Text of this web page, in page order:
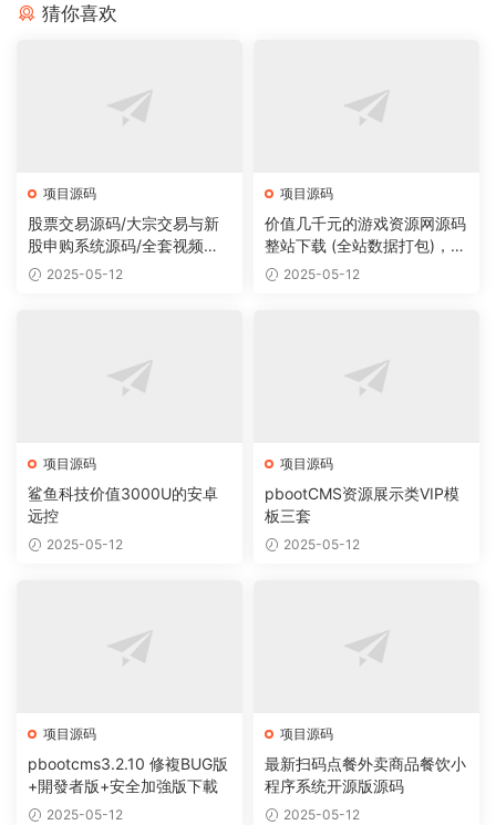
猜你喜欢
项目源码
股票交易源码/大宗交易与新
股申购系统源码/全套视频教
程 2025-05-12
项目源码
价值几千元的游戏资源网源码
整站下载 (全站数据打包)，数
据里面有200多个宝贝。
2025-05-12
项目源码
鲨鱼科技价值3000U的安卓
远控
2025-05-12
项目源码
pbootCMS资源展示类VIP模
板三套
2025-05-12
项目源码
pbootcms3.2.10 修複BUG版
+開發者版+安全加強版下載
2025-05-12
项目源码
最新扫码点餐外卖商品餐饮小
程序系统开源版源码
2025-05-12